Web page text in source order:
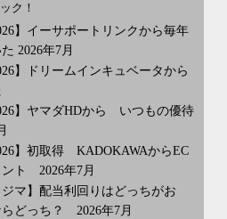
ク！
】イーサポートリンクから毎年
2026年7月
】ドリームインキュベータから
】ヤマダHDから いつもの優待
】初取得 KADOKAWAからEC
ト 2026年7月
ジマ】配当利回りはどっちがお
どっち？ 2026年7月